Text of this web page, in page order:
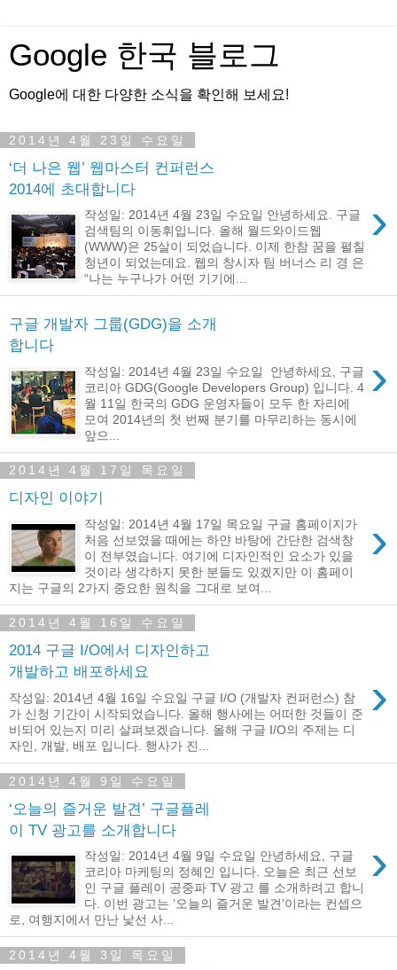
Google 한국 블로그
Google에 대한 다양한 소식을 확인해 보세요!
2014년 4월 23일 수요일
‘더 나은 웹’ 웹마스터 컨퍼런스
2014에 초대합니다
›
작성일: 2014년 4월 23일 수요일 안녕하세요. 구글
검색팀의 이동휘입니다. 올해 월드와이드웹
(WWW)은 25살이 되었습니다. 이제 한참 꿈을 펼칠
청년이 되었는데요. 웹의 창시자 팀 버너스 리 경 은
“나는 누구나가 어떤 기기에...
구글 개발자 그룹(GDG)을 소개
합니다
›
작성일: 2014년 4월 23일 수요일 안녕하세요, 구글
코리아 GDG(Google Developers Group) 입니다. 4
월 11일 한국의 GDG 운영자들이 모두 한 자리에
모여 2014년의 첫 번째 분기를 마무리하는 동시에
앞으...
2014년 4월 17일 목요일
디자인 이야기
›
작성일: 2014년 4월 17일 목요일 구글 홈페이지가
처음 선보였을 때에는 하얀 바탕에 간단한 검색창
이 전부였습니다. 여기에 디자인적인 요소가 있을
것이라 생각하지 못한 분들도 있겠지만 이 홈페이
지는 구글의 2가지 중요한 원칙을 그대로 보여...
2014년 4월 16일 수요일
2014 구글 I/O에서 디자인하고
개발하고 배포하세요
›
작성일: 2014년 4월 16일 수요일 구글 I/O (개발자 컨퍼런스) 참
가 신청 기간이 시작되었습니다. 올해 행사에는 어떠한 것들이 준
비되어 있는지 미리 살펴보겠습니다. 올해 구글 I/O의 주제는 디
자인, 개발, 배포 입니다. 행사가 진...
2014년 4월 9일 수요일
‘오늘의 즐거운 발견’ 구글플레
이 TV 광고를 소개합니다
›
작성일: 2014년 4월 9일 수요일 안녕하세요, 구글
코리아 마케팅의 정혜인 입니다. 오늘은 최근 선보
인 구글 플레이 공중파 TV 광고 를 소개하려고 합니
다. 이번 광고는 ‘오늘의 즐거운 발견’이라는 컨셉으
로, 여행지에서 만난 낯선 사...
2014년 4월 3일 목요일